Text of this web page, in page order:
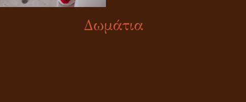
Δωμάτια